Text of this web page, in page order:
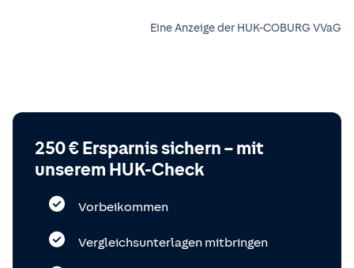
Eine Anzeige der HUK-COBURG VVaG
250 € Ersparnis sichern – mit
unserem HUK-Check
Vorbeikommen
Vergleichsunterlagen mitbringen